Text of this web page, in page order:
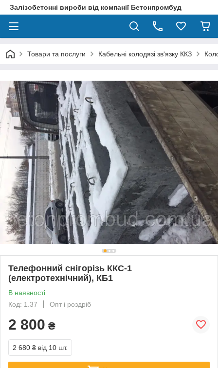
Залізобетонні вироби від компанії Бетонпромбуд
Товари та послуги Кабельні колодязі зв'язку ККЗ
Телефонний снігорізь ККС-1
(електротехнічний), КБ1
В наявності
Код: 1.37
Опт і роздріб
2 800 ₴
2 680 ₴ від 10 шт.